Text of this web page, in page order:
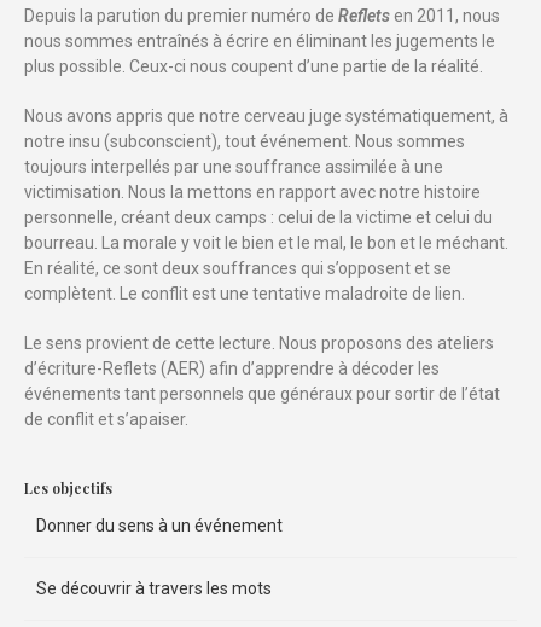
Depuis la parution du premier numéro de Reflets en 2011, nous
nous sommes entraînés à écrire en éliminant les jugements le
plus possible. Ceux-ci nous coupent d’une partie de la réalité.
Nous avons appris que notre cerveau juge systématiquement, à
notre insu (subconscient), tout événement. Nous sommes
toujours interpellés par une souffrance assimilée à une
victimisation. Nous la mettons en rapport avec notre histoire
personnelle, créant deux camps : celui de la victime et celui du
bourreau. La morale y voit le bien et le mal, le bon et le méchant.
En réalité, ce sont deux souffrances qui s’opposent et se
complètent. Le conflit est une tentative maladroite de lien.
Le sens provient de cette lecture. Nous proposons des ateliers
d’écriture-Reflets (AER) afin d’apprendre à décoder les
événements tant personnels que généraux pour sortir de l’état
de conflit et s’apaiser.
Les objectifs
Donner du sens à un événement
Se découvrir à travers les mots